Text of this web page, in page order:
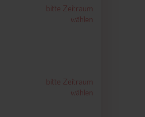
bitte Zeitraum
wählen
bitte Zeitraum
wählen